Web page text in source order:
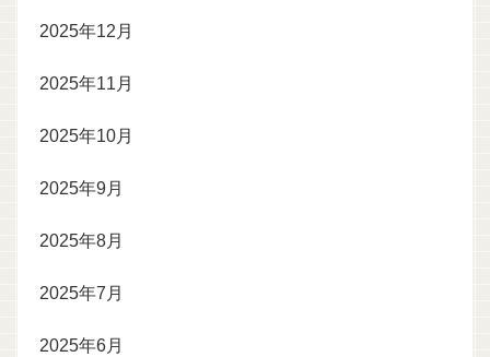
2025年12月
2025年11月
2025年10月
2025年9月
2025年8月
2025年7月
2025年6月